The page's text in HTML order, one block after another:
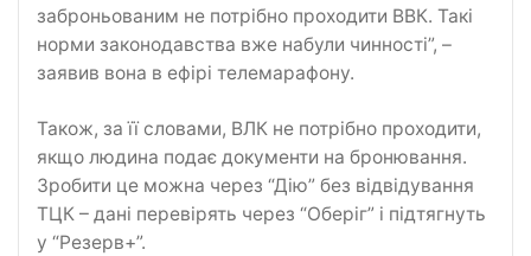
заброньованим не потрібно проходити ВВК. Такі
норми законодавства вже набули чинності”, –
заявив вона в ефірі телемарафону.
Також, за її словами, ВЛК не потрібно проходити,
якщо людина подає документи на бронювання.
Зробити це можна через “Дію” без відвідування
ТЦК – дані перевірять через “Оберіг” і підтягнуть
у “Резерв+”.